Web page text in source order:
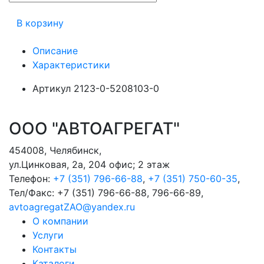
В корзину
Описание
Характеристики
Артикул 2123-0-5208103-0
ООО "АВТОАГРЕГАТ"
454008, Челябинск,
ул.Цинковая, 2а, 204 офис; 2 этаж
Телефон: +7 (351) 796-66-88, +7 (351) 750-60-35,
Тел/Факс: +7 (351) 796-66-88, 796-66-89,
avtoagregatZAO@yandex.ru
О компании
Услуги
Контакты